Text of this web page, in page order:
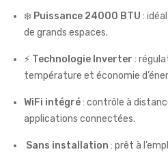
❄️ Puissance 24000 BTU :
de grands espaces.
⚡ Technologie Inverter :
température et économie
WiFi intégré: contrôle à
applications connectées.
Sans installation : prêt à